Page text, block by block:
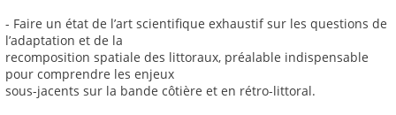
- Faire un état de l’art scientifique exhaustif sur les questions de
l’adaptation et de la
recomposition spatiale des littoraux, préalable indispensable
pour comprendre les enjeux
sous-jacents sur la bande côtière et en rétro-littoral.